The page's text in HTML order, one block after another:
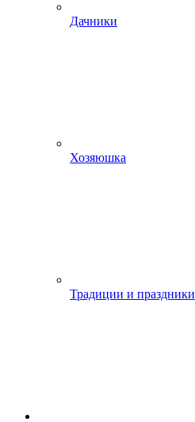
Дачники
Хозяюшка
Традиции и праздники